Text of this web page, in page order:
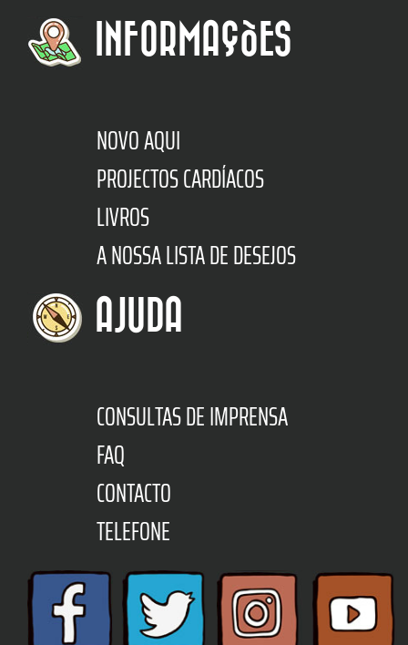
INFORMAÇÕES
NOVO AQUI
PROJECTOS CARDÍACOS
LIVROS
A NOSSA LISTA DE DESEJOS
AJUDA
CONSULTAS DE IMPRENSA
FAQ
CONTACTO
TELEFONE